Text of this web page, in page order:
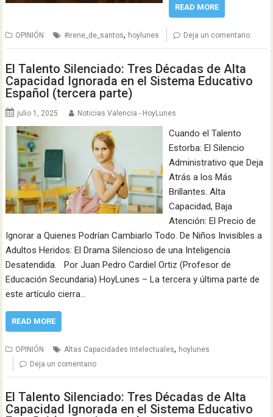
READ MORE
OPINIÓN #irene_de_santos, hoylunes Deja un comentario
El Talento Silenciado: Tres Décadas de Alta
Capacidad Ignorada en el Sistema Educativo
Español (tercera parte)
julio 1, 2025 Noticias Valencia - HoyLunes
Cuando el Talento
Estorba: El Silencio
Administrativo que Deja
Atrás a los Más
Brillantes. Alta
Capacidad, Baja
Atención: El Precio de
Ignorar a Quienes Podrían Cambiarlo Todo. De Niños Invisibles a
Adultos Heridos: El Drama Silencioso de una Inteligencia
Desatendida. Por Juan Pedro Cardiel Ortiz (Profesor de
Educación Secundaria) HoyLunes – La tercera y última parte de
este artículo cierra…
READ MORE
OPINIÓN Altas Capacidades Intelectuales, hoylunes
Deja un comentario
El Talento Silenciado: Tres Décadas de Alta
Capacidad Ignorada en el Sistema Educativo